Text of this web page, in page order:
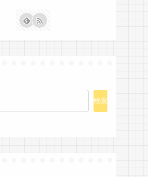
検索